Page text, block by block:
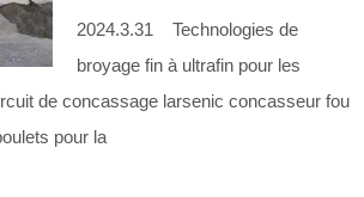
2024.3.31 Technologies de
broyage fin à ultrafin pour les
de concassage larsenic concasseur fou
pour la